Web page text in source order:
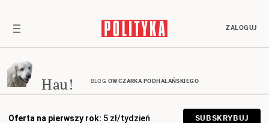
ZALOGUJ
Hau! BLOG OWCZARKA PODHALAŃSKIEGO
Oferta na pierwszy rok: 5 zł/tydzień SUBSKRYBUJ